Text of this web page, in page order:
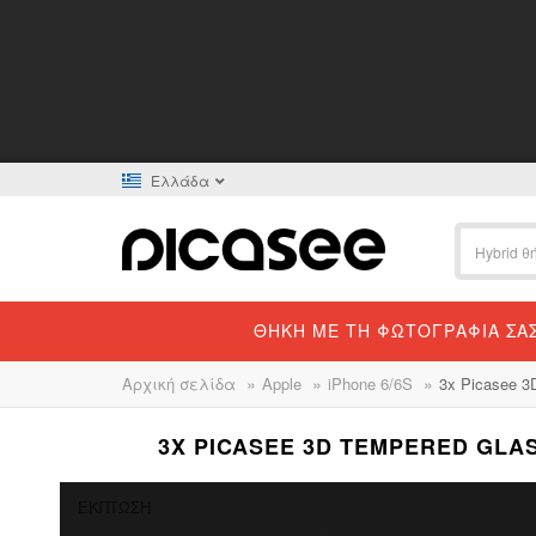
Ελλάδα
ΘΉΚΗ ΜΕ ΤΗ ΦΩΤΟΓΡΑΦΊΑ
Αρχική σελίδα » Apple » iPhone 6/6S » 3x Picasee
3X PICASEE 3D TEMPERED